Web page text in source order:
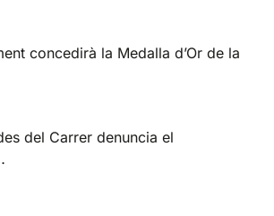
concedirà la Medalla d’Or de la
del Carrer denuncia el